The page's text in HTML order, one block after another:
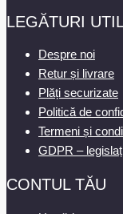
LEGĂTURI
Despre noi
Retur și livrare
Plăți securizate
Politică de
Termeni și
GDPR –
CONTUL TĂU